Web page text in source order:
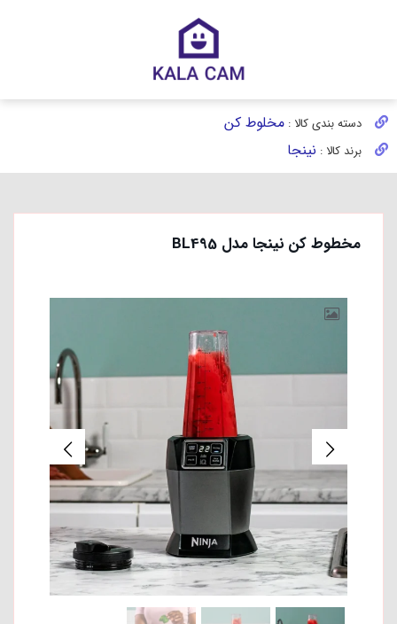
دسته بندی کالا : مخلوط کن
برند کالا : نینجا
مخطوط کن نینجا مدل BL495